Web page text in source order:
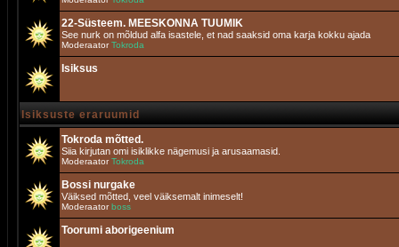
22-Süsteem. MEESKONNA TUUMIK
See nurk on mõldud alfa isastele, et nad saaksid oma karja kokku ajada
ModeraatorTokroda
Isiksus
Isiksuste eraruumid
Tokroda mõtted.
Siia kirjutan omi isiklikke nägemusi ja arusaamasid.
ModeraatorTokroda
Bossi nurgake
Väiksed mõtted, veel väiksemalt inimeselt!
Moderaatorboss
Toorumi aborigeenium